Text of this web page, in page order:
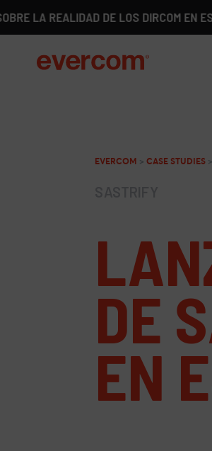
DE LOS DIRCOM EN ESPAÑA
EVERCOM >CASE STUDIES >
DE
EN